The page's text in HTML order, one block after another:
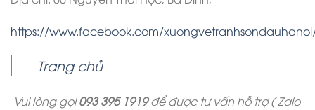
https://www.facebook.com/
Trang chủ
Vui lòng gọi093 395 1919để được tư vấn hỗ trợ ( Zalo